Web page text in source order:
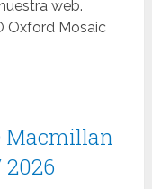
web.
Oxford Mosaic
Macmillan
2026